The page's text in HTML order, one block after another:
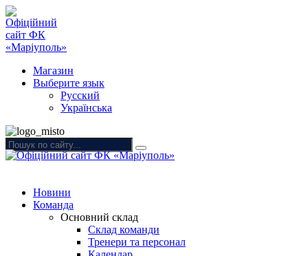
Магазин
Выберите язык
Русский
Українська
Новини
Команда
Основний склад
Склад команди
Тренери та персонал